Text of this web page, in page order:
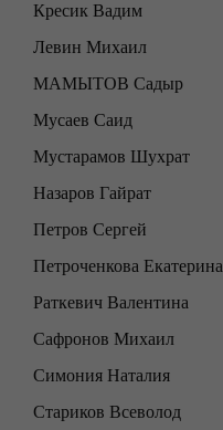
Кресик Вадим
Левин Михаил
МАМЫТОВ Садыр
Мусаев Саид
Мустарамов Шухрат
Назаров Гайрат
Петров Сергей
Петроченкова Екатерина
Раткевич Валентина
Сафронов Михаил
Симония Наталия
Стариков Всеволод